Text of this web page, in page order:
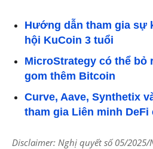
Hướng dẫn tham gia sự
hội KuCoin 3 tuổi
MicroStrategy có thể bỏ
gom thêm Bitcoin
Curve, Aave, Synthetix
tham gia Liên minh DeFi
Disclaimer: Nghị quyết số 05/2025/